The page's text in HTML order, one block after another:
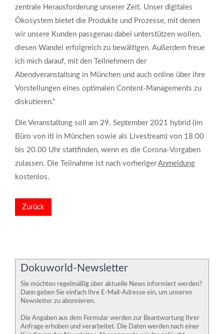
zentrale Herausforderung unserer Zeit. Unser digitales
Ökosystem bietet die Produkte und Prozesse, mit denen
wir unsere Kunden passgenau dabei unterstützen wollen,
diesen Wandel erfolgreich zu bewältigen. Außerdem freue
ich mich darauf, mit den Teilnehmern der
Abendveranstaltung in München und auch online über ihre
Vorstellungen eines optimalen Content-Managements zu
diskutieren.“
Die Veranstaltung soll am 29. September 2021 hybrid (im
Büro von itl in München sowie als Livestream) von 18.00
bis 20.00 Uhr stattfinden, wenn es die Corona-Vorgaben
zulassen. Die Teilnahme ist nach vorherigerAnmeldung
kostenlos.
Zurück
Dokuworld-Newsletter
Sie möchten regelmäßig über aktuelle News informiert werden?
Dann geben Sie einfach Ihre E-Mail-Adresse ein, um unseren
Newsletter zu abonnieren.
Die Angaben aus dem Formular werden zur Beantwortung Ihrer
Anfrage erhoben und verarbeitet. Die Daten werden nach einer